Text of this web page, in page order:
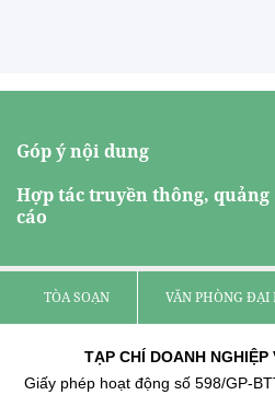
Góp ý nội dung
Hợp tác truyền thông, quảng
cáo
TÒA SOẠN VĂN PHÒNG ĐẠI
TẠP CHÍ DOANH NGHIỆP
Giấy phép hoạt động số 598/GP-